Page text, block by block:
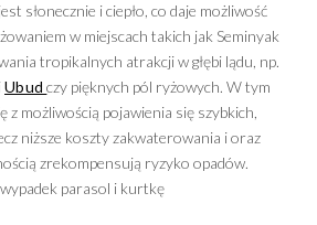
słonecznie i ciepło, co daje możliwość
w miejscach takich jak Seminyak
tropikalnych atrakcji w głębi lądu, np.
Ubudczy pięknych pól ryżowych. W tym
z możliwością pojawienia się szybkich,
niższe koszty zakwaterowania i oraz
zrekompensują ryzyko opadów.
parasol i kurtkę